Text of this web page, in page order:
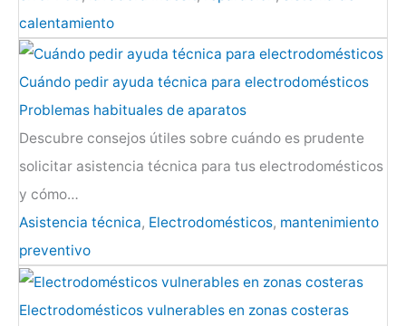
calentamiento
Cuándo pedir ayuda técnica para electrodomésticos
Problemas habituales de aparatos
Descubre consejos útiles sobre cuándo es prudente
solicitar asistencia técnica para tus electrodomésticos
y cómo…
Asistencia técnica, Electrodomésticos, mantenimiento
preventivo
Electrodomésticos vulnerables en zonas costeras